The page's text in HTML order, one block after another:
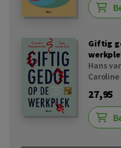
Giftig
Hans
27,95